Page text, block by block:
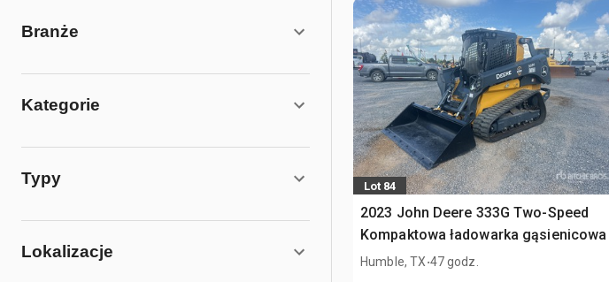
Branże
Kategorie
Typy
Lokalizacje
Lot 84
2023 John Deere 333G Two-Speed
Kompaktowa ładowarka gąsienicowa
Humble, TX.47 godz.